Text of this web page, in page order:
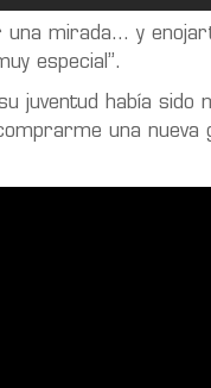
una mirada… y
especial”.
había sido
una nueva